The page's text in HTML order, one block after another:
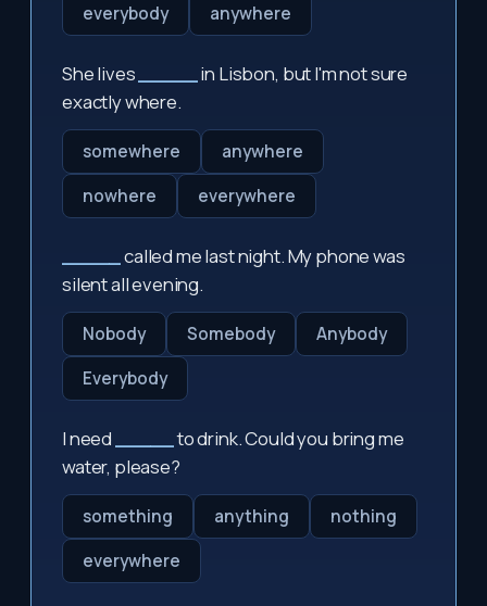
everybody
anywhere
She lives
in Lisbon, but I'm not sure
exactly where.
somewhere
anywhere
nowhere
everywhere
called me last night. My phone was
silent all evening.
Nobody Somebody
Anybody
Everybody
I need
to drink. Could you bring me
water, please?
something anything
nothing
everywhere